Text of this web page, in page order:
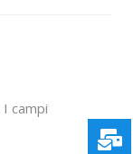
I campi